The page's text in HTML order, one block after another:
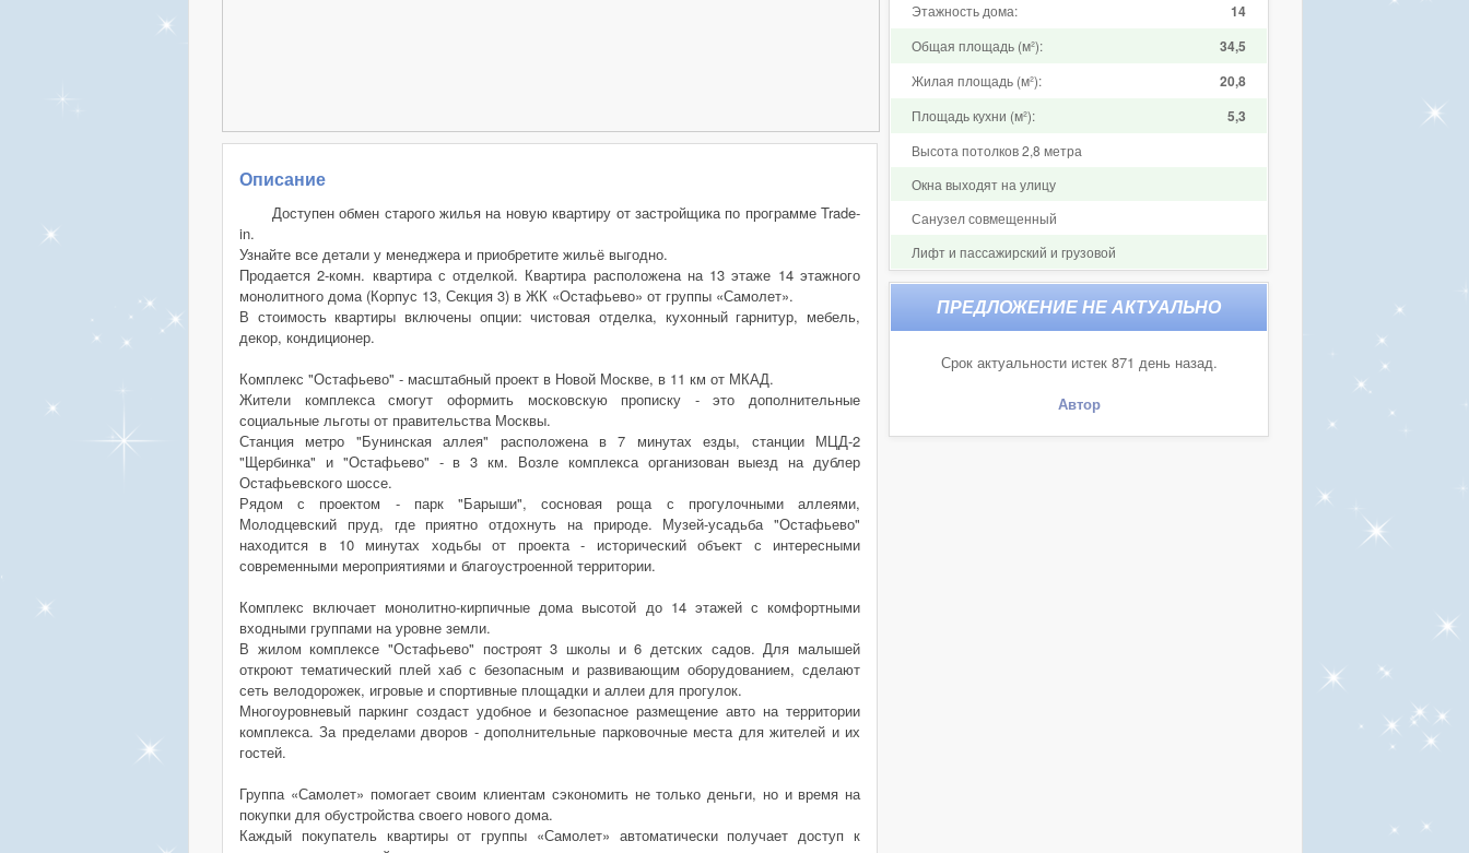
Описание
Доступен обмен старого жилья на новую квартиру от застройщика по программе Trade-
in.
Узнайте все детали у менеджера и приобретите жильё выгодно.
Продается 2-комн. квартира с отделкой. Квартира расположена на 13 этаже 14 этажного
монолитного дома (Корпус 13, Секция 3) в ЖК «Остафьево» от группы «Самолет».
В стоимость квартиры включены опции: чистовая отделка, кухонный гарнитур, мебель,
декор, кондиционер.
Комплекс "Остафьево" - масштабный проект в Новой Москве, в 11 км от МКАД.
Жители комплекса смогут оформить московскую прописку - это дополнительные
социальные льготы от правительства Москвы.
Станция метро "Бунинская аллея" расположена в 7 минутах езды, станции МЦД-2
"Щербинка" и "Остафьево" - в 3 км. Возле комплекса организован выезд на дублер
Остафьевского шоссе.
Рядом с проектом - парк "Барыши", сосновая роща с прогулочными аллеями,
Молодцевский пруд, где приятно отдохнуть на природе. Музей-усадьба "Остафьево"
находится в 10 минутах ходьбы от проекта - исторический объект с интересными
современными мероприятиями и благоустроенной территории.
Комплекс включает монолитно-кирпичные дома высотой до 14 этажей с комфортными
входными группами на уровне земли.
В жилом комплексе "Остафьево" построят 3 школы и 6 детских садов. Для малышей
откроют тематический плей хаб с безопасным и развивающим оборудованием, сделают
сеть велодорожек, игровые и спортивные площадки и аллеи для прогулок.
Многоуровневый паркинг создаст удобное и безопасное размещение авто на территории
комплекса. За пределами дворов - дополнительные парковочные места для жителей и их
гостей.
Группа «Самолет» помогает своим клиентам сэкономить не только деньги, но и время на
покупки для обустройства своего нового дома.
Каждый покупатель квартиры от группы «Самолет» автоматически получает доступ к
Этажность дома: 14
Общая площадь (м²): 34,5
Жилая площадь (м²): 20,8
Площадь кухни (м²): 5,3
Высота потолков 2,8 метра
Окна выходят на улицу
Санузел совмещенный
Лифт и пассажирский и грузовой
Срок актуальности истек 871 день назад.
Автор